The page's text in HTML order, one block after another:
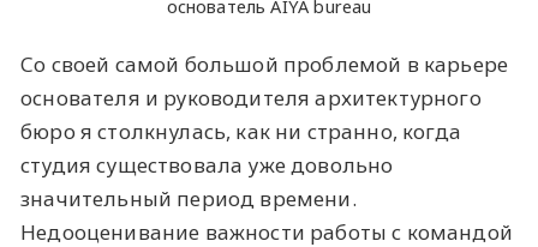
основатель AIYA bureau
Со своей самой большой проблемой в карьере
основателя и руководителя архитектурного
бюро я столкнулась, как ни странно, когда
студия существовала уже довольно
значительный период времени.
Недооценивание важности работы с командой